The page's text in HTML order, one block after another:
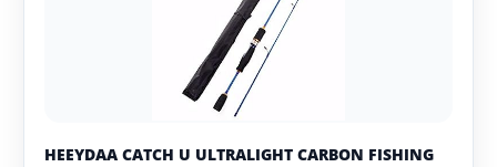
HEEYDAA CATCH U ULTRALIGHT CARBON FISHING